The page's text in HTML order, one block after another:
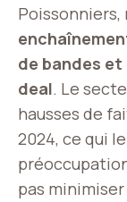
Poissonniers,
de bandes
deal. Le
hausses de
2024, ce qui
pas